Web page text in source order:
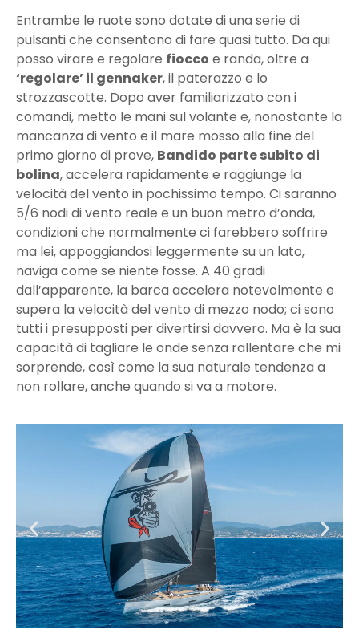
Entrambe le ruote sono dotate di una serie di
pulsanti che consentono di fare quasi tutto. Da qui
posso virare e regolare fiocco e randa, oltre a
‘regolare’ il gennaker, il paterazzo e lo
strozzascotte. Dopo aver familiarizzato con i
comandi, metto le mani sul volante e, nonostante la
mancanza di vento e il mare mosso alla fine del
primo giorno di prove, Bandido parte subito di
bolina, accelera rapidamente e raggiunge la
velocità del vento in pochissimo tempo. Ci saranno
5/6 nodi di vento reale e un buon metro d’onda,
condizioni che normalmente ci farebbero soffrire
ma lei, appoggiandosi leggermente su un lato,
naviga come se niente fosse. A 40 gradi
dall’apparente, la barca accelera notevolmente e
supera la velocità del vento di mezzo nodo; ci sono
tutti i presupposti per divertirsi davvero. Ma è la sua
capacità di tagliare le onde senza rallentare che mi
sorprende, così come la sua naturale tendenza a
non rollare, anche quando si va a motore.